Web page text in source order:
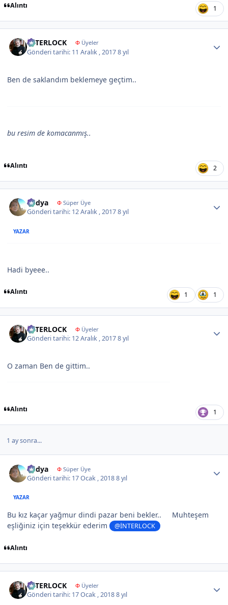
Alıntı 1
İNTERLOCK ΦÜyeler
Gönderi tarihi: 11 Aralık , 20178 yıl
Ben de saklandım beklemeye geçtim..
bu resim de komacanmış..
Alıntı 2
Radya ΦSüper Üye
Gönderi tarihi: 12 Aralık , 20178 yıl
YAZAR
Hadi byeee..
Alıntı 1 1
İNTERLOCK ΦÜyeler
Gönderi tarihi: 12 Aralık , 20178 yıl
O zaman Ben de gittim..
Alıntı 1
1 ay sonra...
Radya ΦSüper Üye
Gönderi tarihi: 17 Ocak , 20188 yıl
YAZAR
Bu kız kaçar yağmur dindi pazar beni bekler..
Muhteşem
eşliğiniz için teşekkür ederim
@İNTERLOCK
Alıntı
İNTERLOCK ΦÜyeler
Gönderi tarihi: 17 Ocak , 20188 yıl